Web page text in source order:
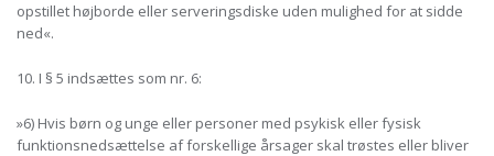
opstillet højborde eller serveringsdiske uden mulighed for at sidde
ned«.
10. I § 5 indsættes som nr. 6:
»6) Hvis børn og unge eller personer med psykisk eller fysisk
funktionsnedsættelse af forskellige årsager skal trøstes eller bliver